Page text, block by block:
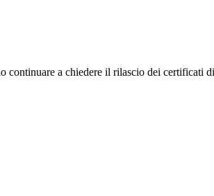
a chiedere il rilascio dei certificati